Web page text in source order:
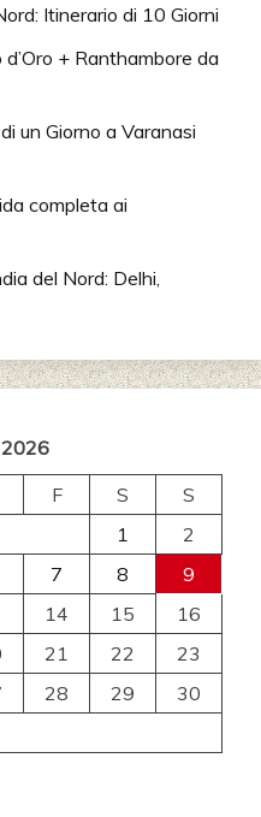
Itinerario di 10 Giorni
+ Ranthambore da
un Giorno a Varanasi
completa ai
del Nord: Delhi,
F S
S
1
2
7 8
9
14 15
16
21 22
23
28 29
30